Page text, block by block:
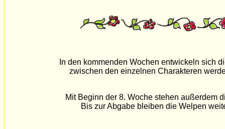
In den kommenden Wochen entwickeln sich
zwischen den einzelnen Charakteren
Mit Beginn der 8. Woche stehen außerdem
Bis zur Abgabe bleiben die Welpen